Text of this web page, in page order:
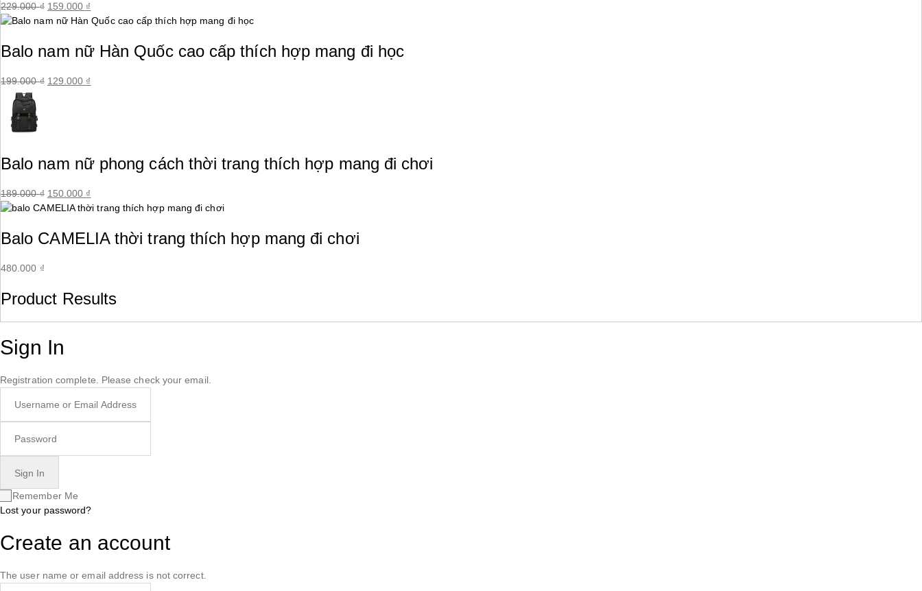
229.000₫ Giá
gốc
229.000 ₫.
159.000 ₫
hiện
là:
Balo nam nữ Hàn Quốc cao cấp thích hợp mang đi học
199.000₫ Giá
129.000 ₫
Balo nam nữ phong cách thời trang thích hợp mang đi chơi
189.000₫ Giá
gốc
189.000 ₫.
150.000 ₫
hiện
Balo CAMELIA thời trang thích hợp mang đi chơi
480.000 ₫
Product Results
Sign In
Registration complete. Please check your email.
Remember Me
Lost your password?
Create an account
The user name or email address is not correct.